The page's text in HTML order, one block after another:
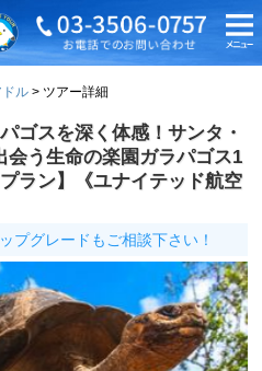
ドル ツアー詳細
ゴスを深く体感！サンタ・
会う生命の楽園ガラパゴス1
ラン】《ユナイテッド航空
プグレードもご相談下さい！